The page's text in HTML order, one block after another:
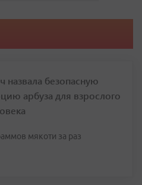
назвала безопасную
арбуза для взрослого
мякоти за раз